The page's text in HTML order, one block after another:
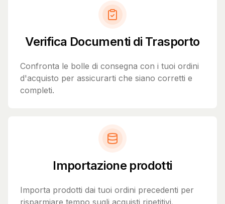
Verifica Documenti di Trasporto
Confronta le bolle di consegna con i tuoi ordini
d'acquisto per assicurarti che siano corretti e
completi.
Importazione prodotti
Importa prodotti dai tuoi ordini precedenti per